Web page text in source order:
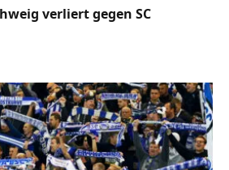
verliert gegen SC